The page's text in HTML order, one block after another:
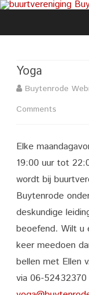
Yoga
Buytenrode
Comments
Elke
19:00 uur tot
wordt bij
Buytenrode
deskundige
beoefend. Wilt u
keer meedoen
bellen met Ellen
via 06-